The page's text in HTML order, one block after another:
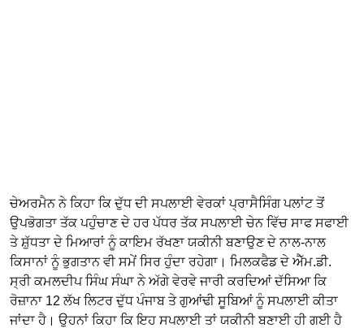
ਚੇਅਰਮੈਨ ਨੇ ਕਿਹਾ ਕਿ ਦੁੱਧ ਦੀ ਸਪਲਾਈ ਵੇਰਕਾਂ ਪ੍ਰਾਸੈਸਿੰਗ ਪਲਾਂਟ ਤੋਂ
ਉਪਭੋਗਤਾ ਤੱਕ ਪਹੁੰਚਾਣ ਦੇ ਹਰ ਪੱਧਰ ਤੱਕ ਸਪਲਾਈ ਚੇਨ ਵਿੱਚ ਸਾਫ ਸਫਾਈ
ਤੇ ਸ਼ੁੱਧਤਾ ਦੇ ਮਿਆਰਾਂ ਨੂੰ ਕਾਇਮ ਰੱਖਣਾ ਯਕੀਨੀ ਬਣਾਉਣ ਦੇ ਨਾਲ-ਨਾਲ
ਕਿਸਾਨਾਂ ਨੂੰ ਭੁਗਤਾਨ ਵੀ ਸਮੇਂ ਸਿਰ ਹੁੰਦਾ ਰਹੇਗਾ। ਮਿਲਕਫੈਡ ਦੇ ਐੱਮ.ਡੀ.
ਸ੍ਰੀ ਕਮਲਦੀਪ ਸਿੰਘ ਸੰਘਾ ਨੇ ਅੱਗੇ ਵੇਰਵੇ ਜਾਰੀ ਕਰਦਿਆਂ ਦੱਸਿਆ ਕਿ
ਰੋਜ਼ਾਨਾ 12 ਲੱਖ ਲਿਟਰ ਦੁੱਧ ਪੰਜਾਬ ਤੇ ਗੁਆਂਢੀ ਸੂਬਿਆਂ ਨੂੰ ਸਪਲਾਈ ਕੀਤਾ
ਜਾਂਦਾ ਹੈ। ਉਹਨਾਂ ਕਿਹਾ ਕਿ ਇਹ ਸਪਲਾਈ ਤਾਂ ਯਕੀਨੀ ਬਣਾਈ ਹੀ ਗਈ ਹੈ